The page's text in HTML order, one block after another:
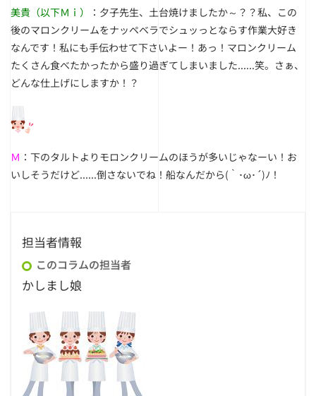
美貴（以下Ｍｉ）
：夕子先生、土台焼けましたか～？？私、この
後のマロンクリームをナッペベラでシュッっとならす作業大好き
なんです！私にも手伝わせて下さいよー！あっ！マロンクリーム
たくさん食べたかったから盛り過ぎてしまいました......笑。さぁ、
どんな仕上げにしますか！？
Ｍ ：下のタルトよりモロンクリームのほうが多いじゃなーい！お
いしそうだけど......倒さないでね！船なんだから(｀･ω･´)ﾉ！
担当者情報
このコラムの担当者
かしまし娘